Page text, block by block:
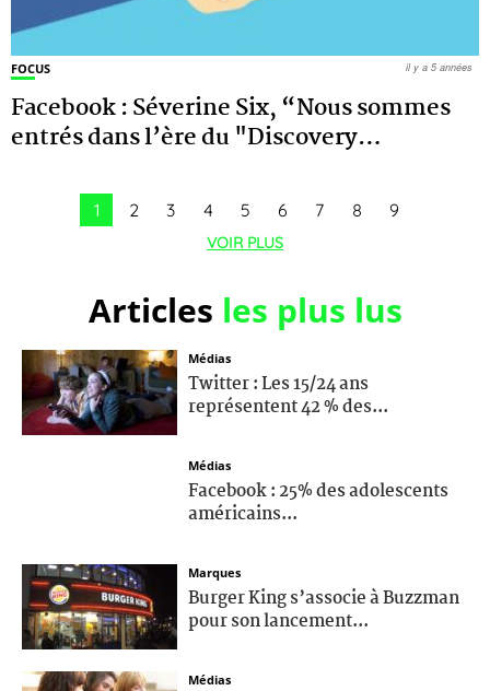
FOCUS
Facebook : Séverine Six, “Nous sommes
entrés dans l’ère du "Discovery…
il y a 5 années
1 2 3 4 5 6 7 8 9
VOIR PLUS
Articles les plus lus
Médias
Twitter : Les 15/24 ans
représentent 42 % des...
Médias
Facebook : 25% des adolescents
américains...
Marques
Burger King s’associe à Buzzman
pour son lancement...
Médias